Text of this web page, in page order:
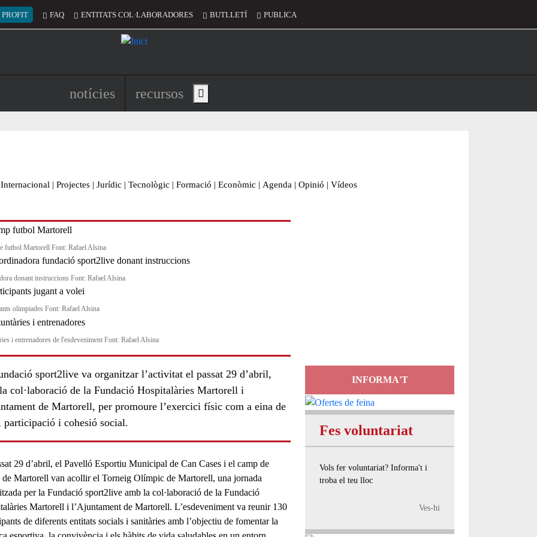
del compte d'usuari
PROFIT FAQ ENTITATS COL·LABORADORES BUTLLETÍ PUBLICA
Navegació principal de l'encapçalament
notícies recursos Show main menu
Internacional | Projectes | Jurídic | Tecnològic | Formació | Econòmic | Agenda | Opinió | Vídeos
futbol Martorell Font: Rafael Alsina
donant instruccions Font: Rafael Alsina
olimpiades Font: Rafael Alsina
i entrenadores de l'esdeveniment Font: Rafael Alsina
sport2live va organitzar l’activitat el passat 29 d’abril,
col·laboració de la Fundació Hospitalàries Martorell i
de Martorell, per promoure l’exercici físic com a eina de
participació i cohesió social.
29 d’abril, el Pavelló Esportiu Municipal de Can Cases i el camp de
Martorell van acollir el Torneig Olímpic de Martorell, una jornada
per la Fundació sport2liveamb la col·laboració de la Fundació
Martorell i l’Ajuntament de Martorell. L’esdeveniment va reunir 130
de diferents entitats socials i sanitàries amb l’objectiu de fomentar la
INFORMA'T
Fes voluntariat
Vols fer voluntariat? Informa't i
troba el teu lloc
Ves-hi